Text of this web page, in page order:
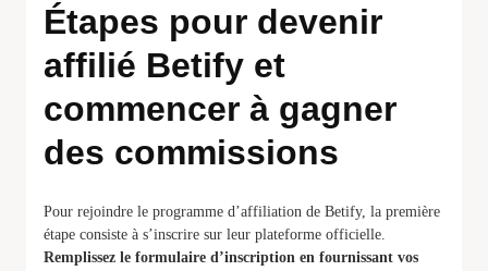
Étapes pour devenir
affilié Betify et
commencer à gagner
des commissions
Pour rejoindre le programme d’affiliation de Betify, la première
étape consiste à s’inscrire sur leur plateforme officielle.
Remplissez le formulaire d’inscription en fournissant vos